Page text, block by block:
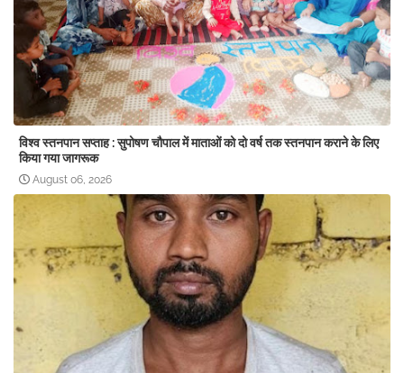
विश्व स्तनपान सप्ताह : सुपोषण चौपाल में माताओं को दो वर्ष तक स्तनपान कराने के लिए
किया गया जागरूक
August 06, 2026